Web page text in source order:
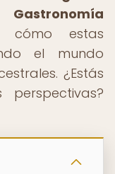
cómo estas
el mundo
¿Estás